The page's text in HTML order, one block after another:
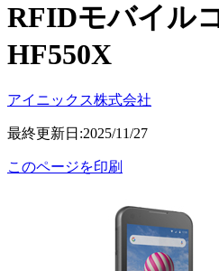
RFIDモバイル
HF550X
アイニックス株式会社
最終更新日:2025/11/27
このページを印刷